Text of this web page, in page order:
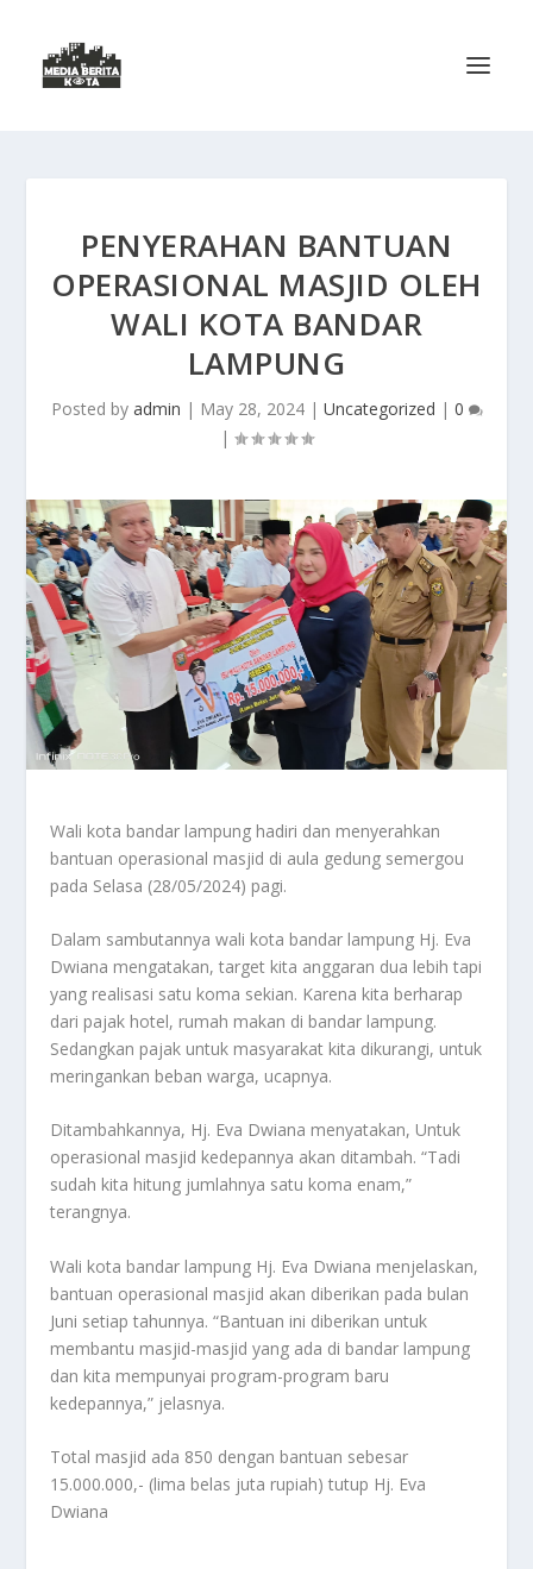
PENYERAHAN BANTUAN
OPERASIONAL MASJID OLEH
WALI KOTA BANDAR
LAMPUNG
Posted by admin | May 28, 2024| Uncategorized | 0
|
Wali kota bandar lampung hadiri dan menyerahkan
bantuan operasional masjid di aula gedung semergou
pada Selasa (28/05/2024) pagi.
Dalam sambutannya wali kota bandar lampung Hj. Eva
Dwiana mengatakan, target kita anggaran dua lebih tapi
yang realisasi satu koma sekian. Karena kita berharap
dari pajak hotel, rumah makan di bandar lampung.
Sedangkan pajak untuk masyarakat kita dikurangi, untuk
meringankan beban warga, ucapnya.
Ditambahkannya, Hj. Eva Dwiana menyatakan, Untuk
operasional masjid kedepannya akan ditambah. “Tadi
sudah kita hitung jumlahnya satu koma enam,”
terangnya.
Wali kota bandar lampung Hj. Eva Dwiana menjelaskan,
bantuan operasional masjid akan diberikan pada bulan
Juni setiap tahunnya. “Bantuan ini diberikan untuk
membantu masjid-masjid yang ada di bandar lampung
dan kita mempunyai program-program baru
kedepannya,” jelasnya.
Total masjid ada 850 dengan bantuan sebesar
15.000.000,- (lima belas juta rupiah) tutup Hj. Eva
Dwiana